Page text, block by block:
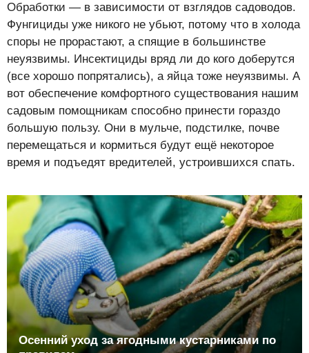
Обработки — в зависимости от взглядов садоводов.
Фунгициды уже никого не убьют, потому что в холода
споры не прорастают, а спящие в большинстве
неуязвимы. Инсектициды вряд ли до кого доберутся
(все хорошо попрятались), а яйца тоже неуязвимы. А
вот обеспечение комфортного существования нашим
садовым помощникам способно принести гораздо
большую пользу. Они в мульче, подстилке, почве
перемещаться и кормиться будут ещё некоторое
время и подъедят вредителей, устроившихся спать.
Осенний уход за ягодными кустарниками по